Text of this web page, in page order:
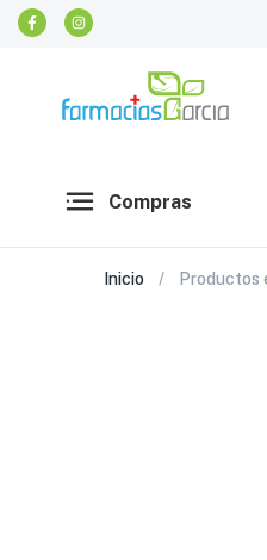
Compras
Inicio Productos